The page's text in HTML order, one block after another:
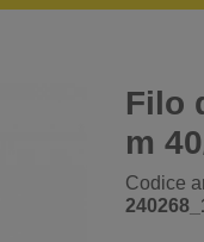
Filo
m
Codice